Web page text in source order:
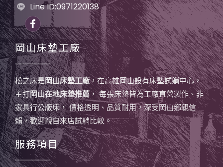
Line ID:0971220138
岡山床墊工廠
松之床是岡山床墊工廠，在高雄岡山設有床墊試躺中心，
主打岡山在地床墊推薦， 每張床墊皆為工廠直營製作、非
家具行公版床， 價格透明、品質耐用，深受岡山鄉親信
賴，歡迎親自來店試躺比較。
服務項目